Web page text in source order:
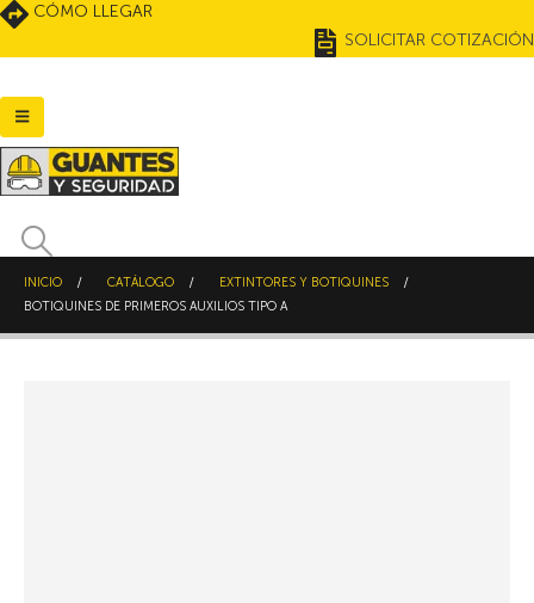
CÓMO LLEGAR
SOLICITAR COTIZACIÓN
INICIO CATÁLOGO
EXTINTORES Y BOTIQUINES
BOTIQUINES DE PRIMEROS AUXILIOS TIPO A